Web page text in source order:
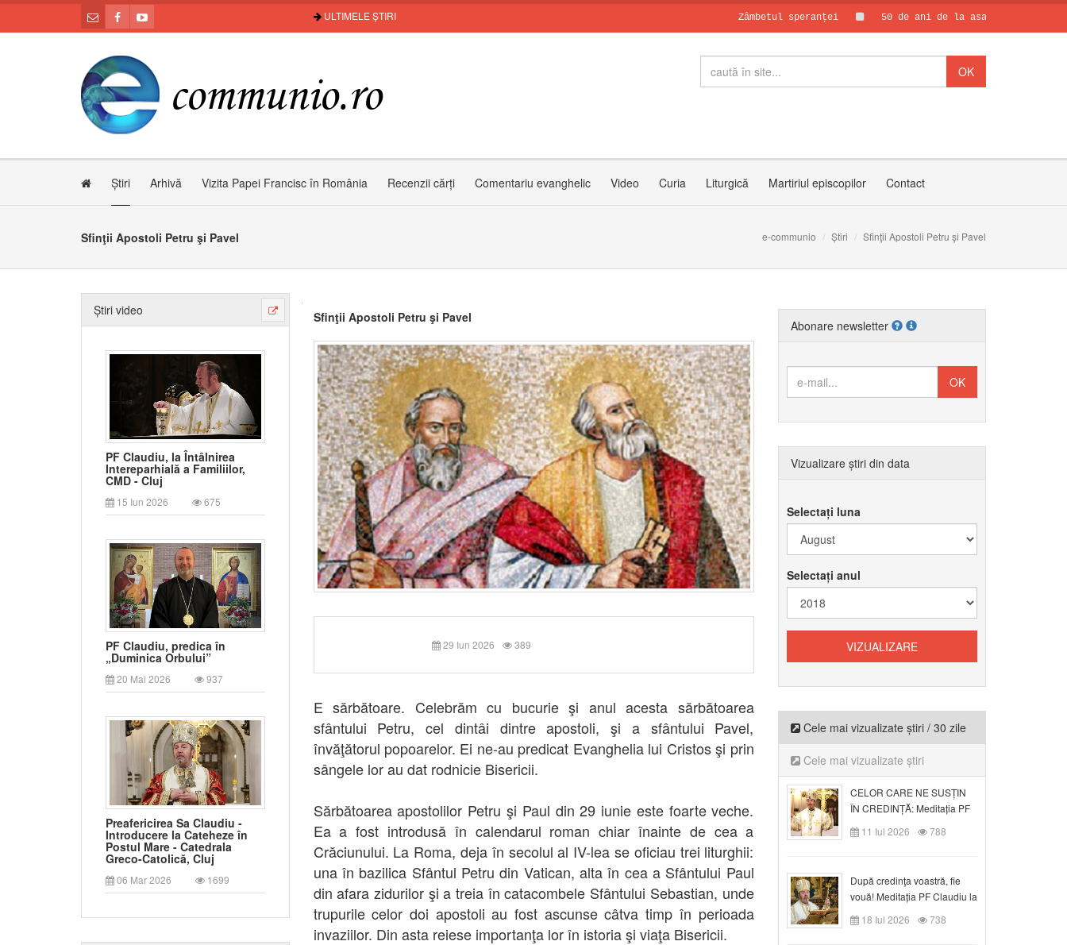
ULTIMELE ȘTIRI Zâmbetul speranței 50 de ani de la asasinarea părintelui
Papa Leon al
30 de ani de
Știri Arhivă Vizita Papei Francisc în România Recenzii cărți Comentariu evanghelic Video Curia Liturgică Martiriul episcopilor Contact
Sfinţii Apostoli Petru şi Pavel e-communio Știri Sfinţii Apostoli Petru şi Pavel
Știri video
PF Claudiu, la Întâlnirea
Intereparhială a Familiilor,
CMD - Cluj
15 Iun 2026 675
PF Claudiu, predica în
„Duminica Orbului”
20 Mai 2026 937
Preafericirea Sa Claudiu -
Introducere la Cateheze în
Postul Mare - Catedrala
Greco-Catolică, Cluj
06 Mar 2026 1699
Sfinţii Apostoli Petru şi Pavel
29 Iun 2026 389
E sărbătoare. Celebrăm cu bucurie şi anul acesta sărbătoarea
sfântului Petru, cel dintâi dintre apostoli, şi a sfântului Pavel,
învăţătorul popoarelor. Ei ne-au predicat Evanghelia lui Cristos şi prin
sângele lor au dat rodnicie Bisericii.
Sărbătoarea apostolilor Petru şi Paul din 29 iunie este foarte veche.
Ea a fost introdusă în calendarul roman chiar înainte de cea a
Crăciunului. La Roma, deja în secolul al IV-lea se oficiau trei liturghii:
una în bazilica Sfântul Petru din Vatican, alta în cea a Sfântului Paul
din afara zidurilor şi a treia în catacombele Sfântului Sebastian, unde
trupurile celor doi apostoli au fost ascunse câtva timp în perioada
invaziilor. Din asta reiese importanţa lor în istoria şi viaţa Bisericii.
Abonare newsletter
Vizualizare știri din data
Selectați luna
Selectați anul
Cele mai vizualizate știri / 30 zile
Cele mai vizualizate știri
CELOR CARE NE SUSȚIN
ÎN CREDINȚĂ: Meditația PF
Claudiu la Duminica a VI-a
după Rusalii
11 Iul 2026 788
După credinţa voastră, fie
vouă! Meditația PF Claudiu la
duminica a VII-a după Rusalii
18 Iul 2026 738